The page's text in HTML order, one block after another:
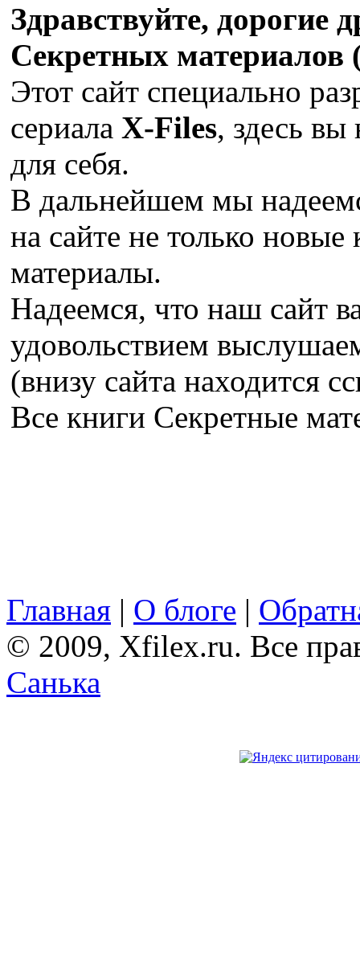
Здравствуйте, дорогие
Секретных материалов
Этот сайт специально
сериала X-Files, здесь вы
для себя.
В дальнейшем мы
на сайте не только
материалы.
Надеемся, что наш сайт
удовольствием
(внизу сайта находится
Все книги Секретные
Главная | О блоге |
© 2009, Xfilex.ru. Все
Санька